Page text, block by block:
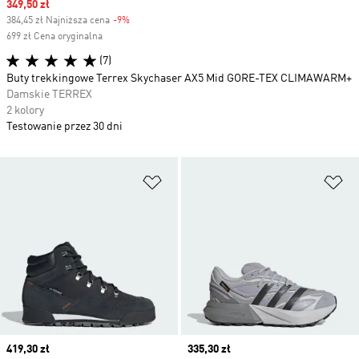
Current price
419,30 zł Current price
335,30 zł
Sale price
349,50 zł
384,45 zł Najniższa cena -9%
699 zł Cena oryginalna
(7)
Buty trekkingowe Terrex Skychaser AX5 Mid GORE-TEX CLIMAWARM+
Damskie TERREX
2 kolory
Testowanie przez 30 dni